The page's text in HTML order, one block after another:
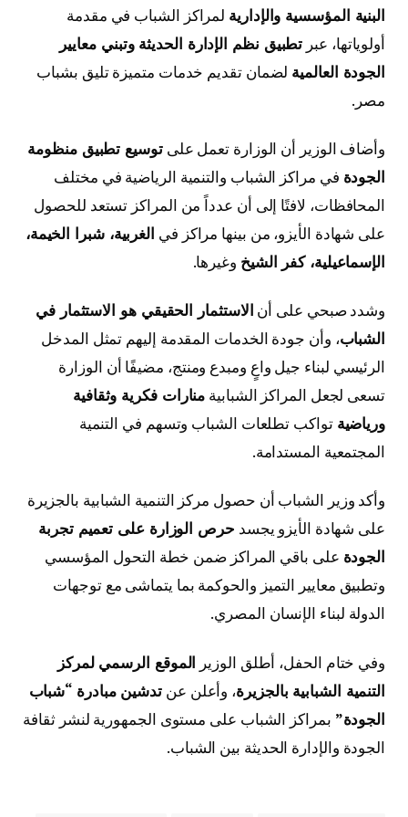
البنية المؤسسية والإدارية لمراكز الشباب في مقدمة
أولوياتها، عبر تطبيق نظم الإدارة الحديثة وتبني معايير
الجودة العالمية لضمان تقديم خدمات متميزة تليق بشباب
مصر.
وأضاف الوزير أن الوزارة تعمل علىتوسيع تطبيق منظومة
الجودة في مراكز الشباب والتنمية الرياضية في مختلف
المحافظات، لافتًا إلى أن عدداً من المراكز تستعد للحصول
على شهادة الأيزو، من بينها مراكز في الغربية، شبرا الخيمة،
الإسماعيلية، كفر الشيخ وغيرها.
وشدد صبحي على أن الاستثمار الحقيقي هو الاستثمار في
الشباب، وأن جودة الخدمات المقدمة إليهم تمثل المدخل
الرئيسي لبناء جيل واعٍ ومبدع ومنتج، مضيفًا أن الوزارة
تسعى لجعل المراكز الشبابية منارات فكرية وثقافية
ورياضية تواكب تطلعات الشباب وتسهم في التنمية
المجتمعية المستدامة.
وأكد وزير الشباب أن حصول مركز التنمية الشبابية بالجزيرة
على شهادة الأيزو يجسد حرص الوزارة على تعميم تجربة
الجودة على باقي المراكز ضمن خطة التحول المؤسسي
وتطبيق معايير التميز والحوكمة بما يتماشى مع توجهات
الدولة لبناء الإنسان المصري.
وفي ختام الحفل، أطلق الوزير الموقع الرسمي لمركز
التنمية الشبابية بالجزيرة، وأعلن عن تدشين مبادرة “شباب
الجودة” بمراكز الشباب على مستوى الجمهورية لنشر ثقافة
الجودة والإدارة الحديثة بين الشباب.